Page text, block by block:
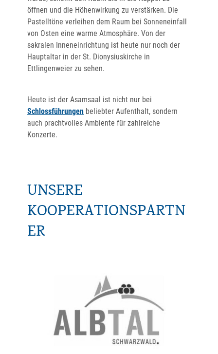
öffnen und die Höhenwirkung zu verstärken. Die
Pastelltöne verleihen dem Raum bei Sonneneinfall
von Osten eine warme Atmosphäre. Von der
sakralen Inneneinrichtung ist heute nur noch der
Hauptaltar in der St. Dionysiuskirche in
Ettlingenweier zu sehen.
Heute ist der Asamsaal ist nicht nur bei
Schlossführungen beliebter Aufenthalt, sondern
auch prachtvolles Ambiente für zahlreiche
Konzerte.
UNSERE
KOOPERATIONSPARTN
ER